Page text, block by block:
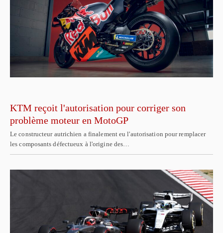
KTM reçoit l'autorisation pour corriger son
problème moteur en MotoGP
Le constructeur autrichien a finalement eu l'autorisation pour remplacer
les composants défectueux à l'origine des…